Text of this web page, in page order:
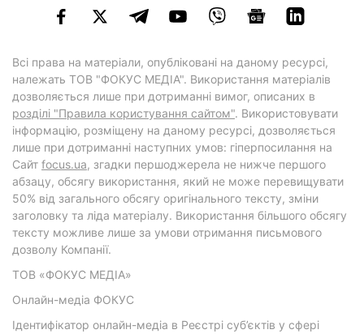
Всі права на матеріали, опубліковані на даному ресурсі,
належать ТОВ "ФОКУС МЕДІА". Використання матеріалів
дозволяється лише при дотриманні вимог, описаних в
розділі "Правила користування сайтом". Використовувати
інформацію, розміщену на даному ресурсі, дозволяється
лише при дотриманні наступних умов: гіперпосилання на
Cайт focus.ua, згадки першоджерела не нижче першого
абзацу, обсягу використання, який не може перевищувати
50% від загального обсягу оригінального тексту, зміни
заголовку та ліда матеріалу. Використання більшого обсягу
тексту можливе лише за умови отримання письмового
дозволу Компанії.
ТОВ «ФОКУС МЕДІА»
Онлайн-медіа ФОКУС
Ідентифікатор онлайн-медіа в Реєстрі суб’єктів у сфері